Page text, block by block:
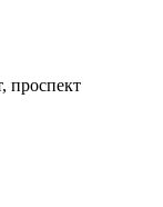
проспект